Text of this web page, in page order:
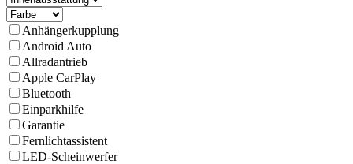
Anhängerkupplung
Android Auto
Allradantrieb
Apple CarPlay
Bluetooth
Einparkhilfe
Garantie
Fernlichtassistent
LED-Scheinwerfer